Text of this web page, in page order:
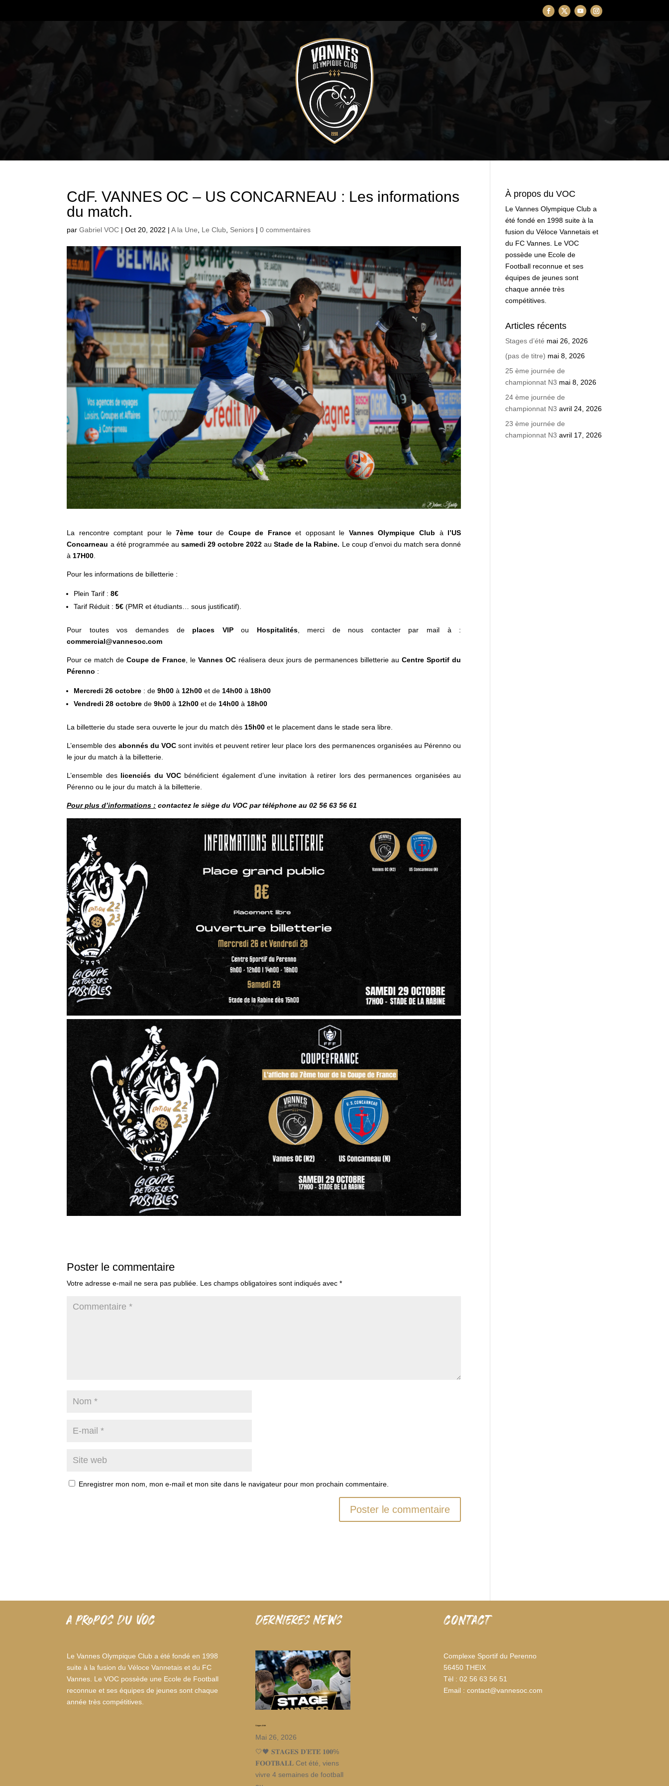
CdF. VANNES OC – US CONCARNEAU : Les informations
du match.
parGabriel VOC |Oct 20, 2022 |A la Une, Le Club, Seniors |0 commentaires
La rencontre comptant pour le7ème tourde Coupe de Franceet opposant le Vannes Olympique Club à l’US
Concarneau a été programmée au samedi 29 octobre 2022 auStade de la Rabine. Le coup d’envoi du match sera donné
à 17H00
Pour les informations de billetterie :
Plein Tarif :8€
Tarif Réduit :5€(PMR et étudiants… sous justificatif).
Pour toutes vos demandes de places VIPou Hospitalités, merci de nous contacter par mail à :
commercial@vannesoc.com
Pour ce match deCoupe de France , leVannes OC réalisera deux jours de permanences billetterie auCentre Sportif du
Pérenno :
Mercredi 26 octobre : de9h00 à 12h00 et de 14h00 à 18h00
Vendredi 28 octobre de9h00 à 12h00 et de 14h00 à 18h00
La billetterie du stade sera ouverte le jour du match dès 15h00 et le placement dans le stade sera libre.
L’ensemble des abonnés du VOCsont invités et peuvent retirer leur place lors des permanences organisées au Pérenno ou
le jour du match à la billetterie.
L’ensemble deslicenciés du VOCbénéficient également d’une invitation à retirer lors des permanences organisées au
Pérenno ou le jour du match à la billetterie.
Pour plus d’informations : contactez le siège du VOC par téléphone au 02 56 63 56 61
Poster le commentaire
Votre adresse e-mail ne sera pas publiée. Les champs obligatoires sont indiqués avec*
Enregistrer mon nom, mon e-mail et mon site dans le navigateur pour mon prochain commentaire.
À propos du VOC
Le Vannes Olympique Club a
été fondé en 1998 suite à la
fusion du Véloce Vannetais et
du FC Vannes. Le VOC
possède une Ecole de
Football reconnue et ses
équipes de jeunes sont
chaque année très
compétitives.
Articles récents
Stages d’été mai 26, 2026
(pas de titre) mai 8, 2026
25 ème journée de
championnat N3 mai 8, 2026
24 ème journée de
championnat N3 avril 24, 2026
23 ème journée de
championnat N3 avril 17, 2026
A PROPOS DU VOC
Le Vannes Olympique Club a été fondé en 1998
suite à la fusion du Véloce Vannetais et du FC
Vannes. Le VOC possède une Ecole de Football
reconnue et ses équipes de jeunes sont chaque
année très compétitives.
dernieres news
Stages d’été
Mai 26, 2026
🤍🖤 𝐒𝐓𝐀𝐆𝐄𝐒 𝐃’𝐄́𝐓𝐄́ 𝟏𝟎𝟎%
𝐅𝐎𝐎𝐓𝐁𝐀𝐋𝐋 Cet été, viens
vivre 4 semaines de football
CONTACT
Complexe Sportif du Perenno
56450 THEIX
Tèl : 02 56 63 56 51
Email : contact@vannesoc.com